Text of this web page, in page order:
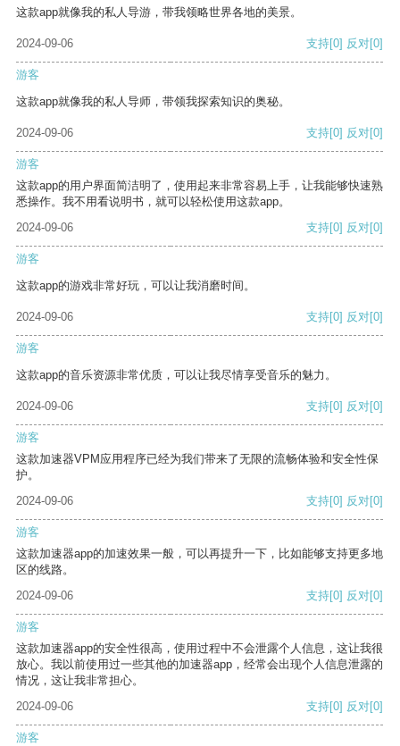
这款app就像我的私人导游，带我领略世界各地的美景。
2024-09-06 支持[0] 反对[0]
游客
这款app就像我的私人导师，带领我探索知识的奥秘。
2024-09-06 支持[0] 反对[0]
游客
这款app的用户界面简洁明了，使用起来非常容易上手，让我能够快速熟
悉操作。我不用看说明书，就可以轻松使用这款app。
2024-09-06
支持[0] 反对[0]
游客
这款app的游戏非常好玩，可以让我消磨时间。
2024-09-06 支持[0] 反对[0]
游客
这款app的音乐资源非常优质，可以让我尽情享受音乐的魅力。
2024-09-06 支持[0] 反对[0]
游客
这款加速器VPM应用程序已经为我们带来了无限的流畅体验和安全性保
护。
2024-09-06
支持[0] 反对[0]
游客
这款加速器app的加速效果一般，可以再提升一下，比如能够支持更多地
区的线路。
2024-09-06
支持[0] 反对[0]
游客
这款加速器app的安全性很高，使用过程中不会泄露个人信息，这让我很
放心。我以前使用过一些其他的加速器app，经常会出现个人信息泄露的
情况，这让我非常担心。
2024-09-06
支持[0] 反对[0]
游客